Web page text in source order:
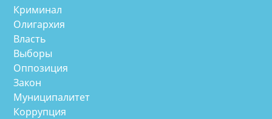
Криминал
Олигархия
Власть
Выборы
Оппозиция
Закон
Муниципалитет
Коррупция